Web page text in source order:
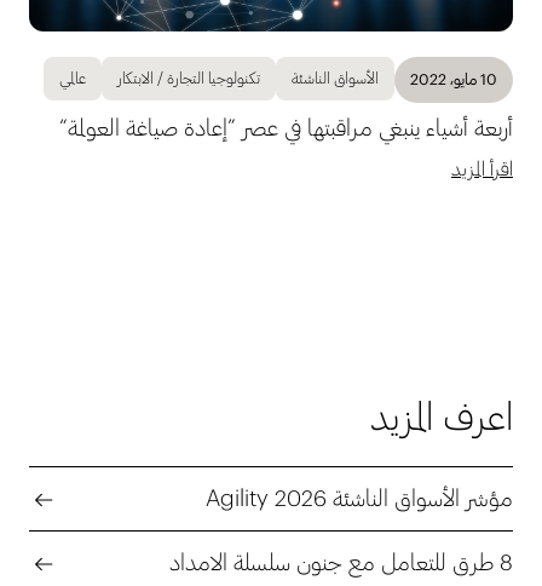
10 مايو، 2022 الأسواق الناشئة تكنولوجيا التجارة / الابتكار عالمي
أربعة أشياء ينبغي مراقبتها في عصر ”إعادة صياغة العولمة“
اقرأ المزيد
اعرف المزيد
مؤشر الأسواق الناشئة Agility 2026
8 طرق للتعامل مع جنون سلسلة الامداد